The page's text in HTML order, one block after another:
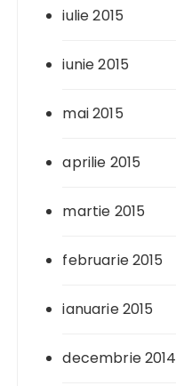
iulie 2015
iunie 2015
mai 2015
aprilie 2015
martie 2015
februarie 2015
ianuarie 2015
decembrie 2014